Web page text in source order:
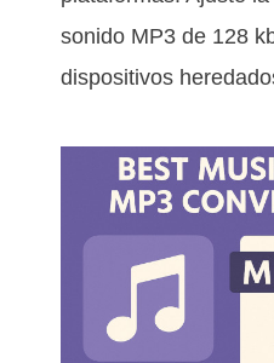
sonido MP3 de 128
dispositivos